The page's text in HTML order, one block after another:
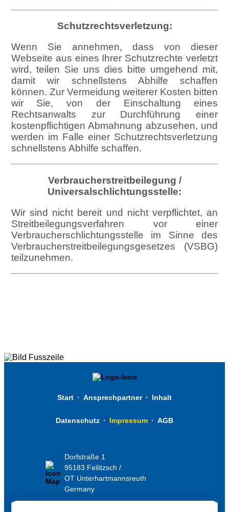
Schutzrechtsverletzung:
Wenn Sie annehmen, dass von dieser
Webseite aus eines Ihrer Schutzrechte verletzt
wird, teilen Sie uns dies bitte umgehend mit,
damit wir schnellstens Abhilfe schaffen
können. Zur Vermeidung weiterer Kosten bitten
wir Sie, von der Einschaltung eines
Rechtsanwalts zur Durchführung einer
kostenpflichtigen Abmahnung abzusehen, und
werden im Falle einer Schutzrechtsverletzung
schnellstens Abhilfe schaffen.
Verbraucherstreitbeilegung /
Universalschlichtungsstelle:
Wir sind nicht bereit und nicht verpflichtet, an
Streitbeilegungsverfahren vor einer
Verbraucherschlichtungsstelle im Sinne des
Verbraucherstreitbeilegungsgesetzes (VSBG)
teilzunehmen.
Start · Ansprechpartner · Inhalt
Datenschutz · Impressum · AGB
Dorfstraße 1
95183 Feilitzsch /
OT Unterhartmannsreuth
Germany